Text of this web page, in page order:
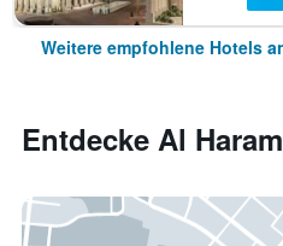
Weitere empfohlene Hotels
Entdecke Al